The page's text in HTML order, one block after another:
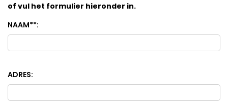
of vul het formulier hieronder in.
NAAM**:
ADRES: